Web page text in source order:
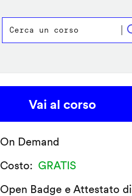
Vai al corso
On Demand
Costo
GRATIS
Open Badge e Attestato di